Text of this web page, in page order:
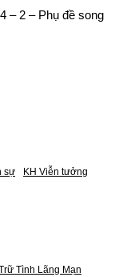
– 2 – Phụ đề song
sự KH Viễn tưởng
Tình Lãng Mạn